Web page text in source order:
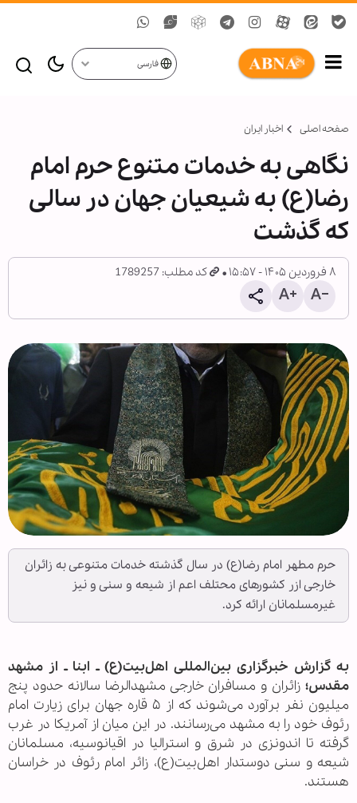
فارسی
صفحه اصلی اخبار ایران
نگاهی به خدمات متنوع حرم امام
رضا(ع) به شیعیان جهان در سالی
که گذشت
۸ فروردین ۱۴۰۵ - ۱۵:۵۷ کد مطلب: 1789257
حرم مطهر امام رضا(ع) در سال گذشته خدمات متنوعی به زائران
خارجی ازر کشورهای محتلف اعم از شیعه و سنی و نیز
غیرمسلمانان ارائه کرد.
به گزارش خبرگزاری بین‌المللی اهل‌بیت(ع) ـ ابنا ـ از مشهد
مقدس؛ زائران و مسافران خارجی مشهدالرضا سالانه حدود پنج
میلیون نفر برآورد می‌شوند که از ۵ قاره جهان برای زیارت امام
رئوف خود را به مشهد می‌رسانند. در این میان از آمریکا در غرب
گرفته تا اندونزی در شرق و استرالیا در اقیانوسیه، مسلمانان
شیعه و سنی دوستدار اهل‌بیت(ع)، زائر امام رئوف در خراسان
هستند.